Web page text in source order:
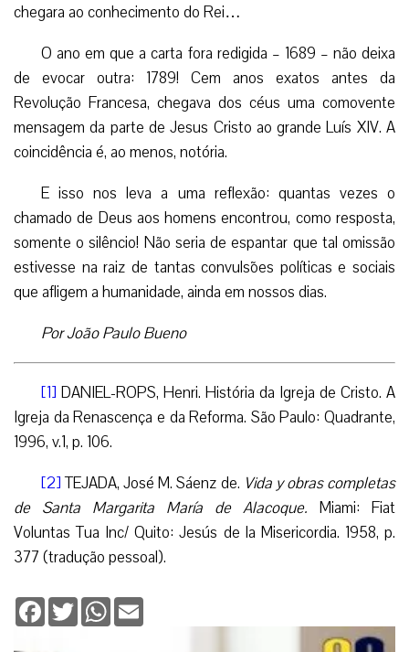
chegara ao conhecimento do Rei…
O ano em que a carta fora redigida – 1689 – não deixa
de evocar outra: 1789! Cem anos exatos antes da
Revolução Francesa, chegava dos céus uma comovente
mensagem da parte de Jesus Cristo ao grande Luís XIV. A
coincidência é, ao menos, notória.
E isso nos leva a uma reflexão: quantas vezes o
chamado de Deus aos homens encontrou, como resposta,
somente o silêncio! Não seria de espantar que tal omissão
estivesse na raiz de tantas convulsões políticas e sociais
que afligem a humanidade, ainda em nossos dias.
Por João Paulo Bueno
[1] DANIEL-ROPS, Henri. História da Igreja de Cristo. A
Igreja da Renascença e da Reforma. São Paulo: Quadrante,
1996, v.1, p. 106.
[2]TEJADA, José M. Sáenz de. Vida y obras completas
de Santa Margarita María de Alacoque. Miami: Fiat
Voluntas Tua Inc/ Quito: Jesús de la Misericordia. 1958, p.
377 (tradução pessoal).
Facebook
TwitterWhatsApp